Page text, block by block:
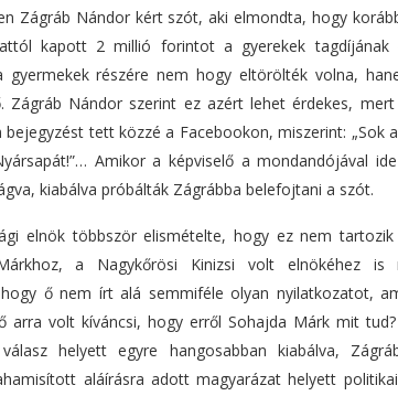
Zágráb Nándor kért szót, aki elmondta, hogy
kapott 2 millió forintot a gyerekek
gyermekek részére nem hogy eltörölték volna,
Zágráb Nándor szerint ez azért lehet érdekes,
tett közzé a Facebookon, miszerint: „Sok
Amikor a képviselő a mondandójával
kiabálva próbálták Zágrábba belefojtani a szót.
elnök többször elismételte, hogy ez nem
a Nagykőrösi Kinizsi volt elnökéhez is
ő nem írt alá semmiféle olyan nyilatkozatot,
arra volt kíváncsi, hogy erről Sohajda Márk mit
helyett egyre hangosabban kiabálva,
aláírásra adott magyarázat helyett